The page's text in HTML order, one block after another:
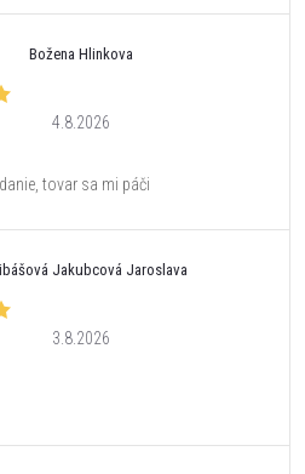
Božena Hlinkova
4.8.2026
tovar sa mi páči
Jakubcová Jaroslava
3.8.2026